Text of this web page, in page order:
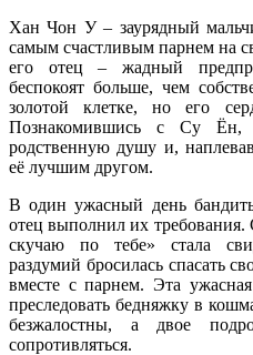
Хан Чон У – заурядный
самым счастливым парнем на
его отец – жадный
беспокоят больше, чем
золотой клетке, но его
Познакомившись с Су Ён,
родственную душу и,
её лучшим другом.
В один ужасный день
отец выполнил их
скучаю по тебе» стала
раздумий бросилась спасать
вместе с парнем. Эта
преследовать бедняжку в
безжалостны, а двое
сопротивляться.